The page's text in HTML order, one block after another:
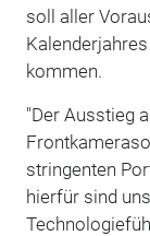
soll aller
kommen.
"Der Ausstieg
stringenten
hierfür sind